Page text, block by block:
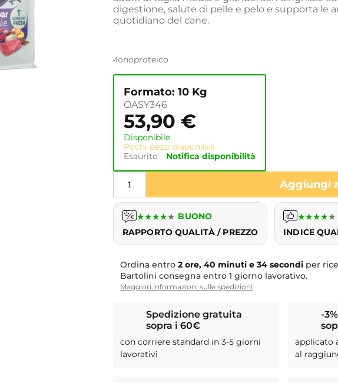
digestione, salute di pelle e pelo e supporta le
quotidiano del cane.
Monoproteico
Formato: 10 Kg
OASY346
53,90 €
Disponibile
Pochi pezzi disponibili
Esaurito
Notifica disponibilità
Aggiungi
★★★★★ BUONO
RAPPORTO QUALITÀ / PREZZO
★★★★★
INDICE
Ordina entro2 ore, 40 minuti e 33 secondiper
Bartolini consegna entro 1 giorno lavorativo.
Maggiori informazioni sulle spedizioni
Spedizione gratuita
sopra i 60€
con corriere standard in 3-5 giorni
lavorativi
-
applicato
al